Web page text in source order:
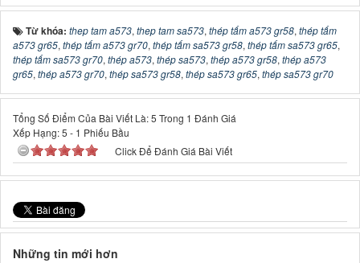
Từ khóa: thep tam a573, thep tam sa573, thép tấm a573 gr58, thép tấm
a573 gr65, thép tấm a573 gr70, thép tấm sa573 gr58, thép tấm sa573 gr65,
thép tấm sa573 gr70, thép a573, thép sa573, thép a573 gr58, thép a573
gr65, thép a573 gr70, thép sa573 gr58, thép sa573 gr65, thép sa573 gr70
Tổng Số Điểm Của Bài Viết Là: 5 Trong 1 Đánh Giá
Xếp Hạng:5 - 1 Phiếu Bầu
Click Để Đánh Giá Bài Viết
Những tin mới hơn